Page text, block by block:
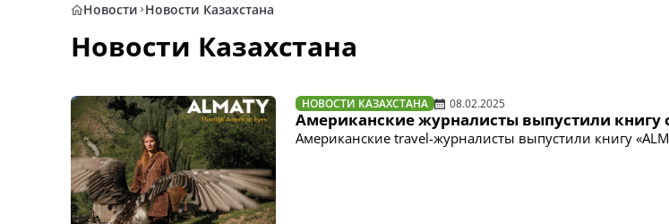
Новости Новости Казахстана
Новости Казахстана
НОВОСТИ КАЗАХСТАНА 08.02.2025
Американские журналисты выпустили книгу
Американские travel-журналисты выпустили книгу